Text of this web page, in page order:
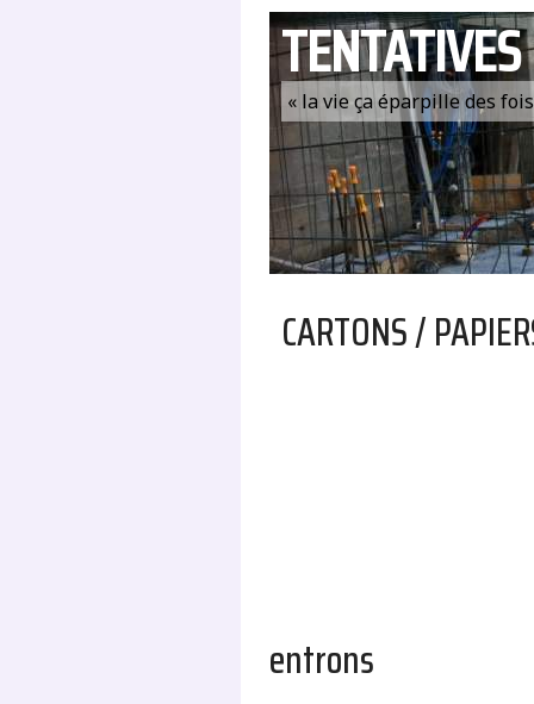
TENTATIVES
« la vie ça éparpille des
CARTONS /
entrons